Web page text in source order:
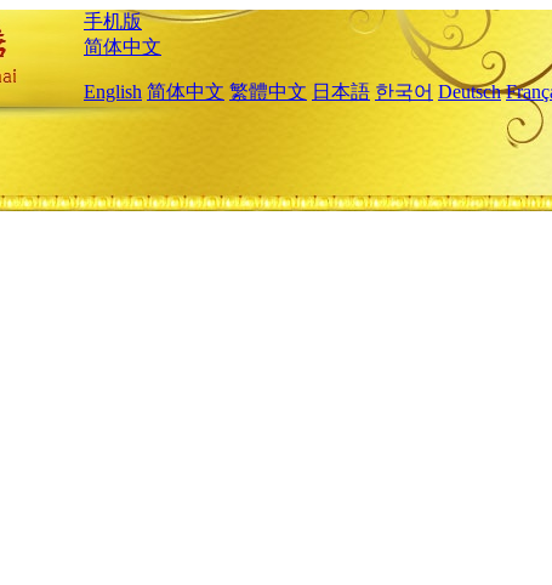
手机版
简体中文
English 简体中文 繁體中文 日本語 한국어 Deutsch